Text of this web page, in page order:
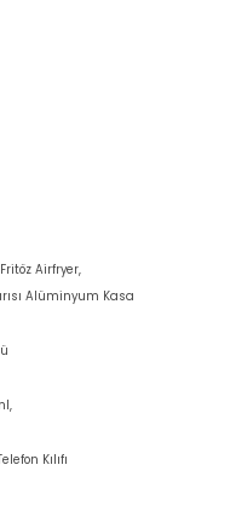
Airfryer,
Alüminyum Kasa
Kılıfı